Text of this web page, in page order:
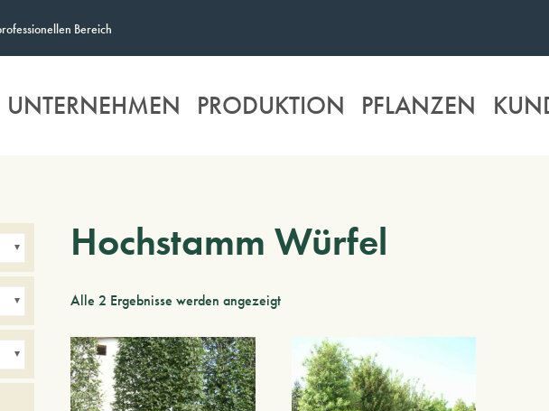
Bereich
UNTERNEHMEN PRODUKTION PFLANZEN
Hochstamm Würfel
Alle 2 Ergebnisse werden angezeigt